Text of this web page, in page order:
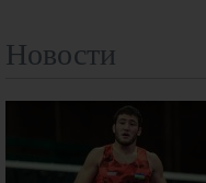
Новости